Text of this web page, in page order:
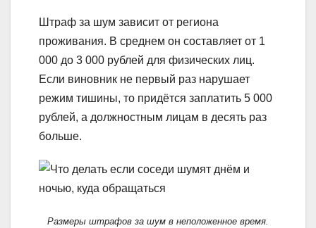
Штраф за шум зависит от региона
проживания. В среднем он составляет от 1
000 до 3 000 рублей для физических лиц.
Если виновник не первый раз нарушает
режим тишины, то придётся заплатить 5 000
рублей, а должностным лицам в десять раз
больше.
Размеры штрафов за шум в неположенное время.